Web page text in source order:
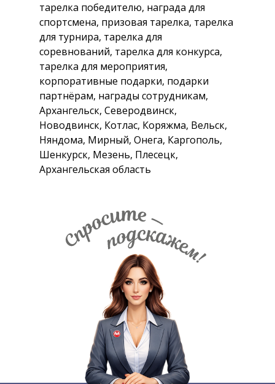
тарелка победителю, награда для
спортсмена, призовая тарелка, тарелка
для турнира, тарелка для
соревнований, тарелка для конкурса,
тарелка для мероприятия,
корпоративные подарки, подарки
партнёрам, награды сотрудникам,
Архангельск, Северодвинск,
Новодвинск, Котлас, Коряжма, Вельск,
Няндома, Мирный, Онега, Каргополь,
Шенкурск, Мезень, Плесецк,
Архангельская область